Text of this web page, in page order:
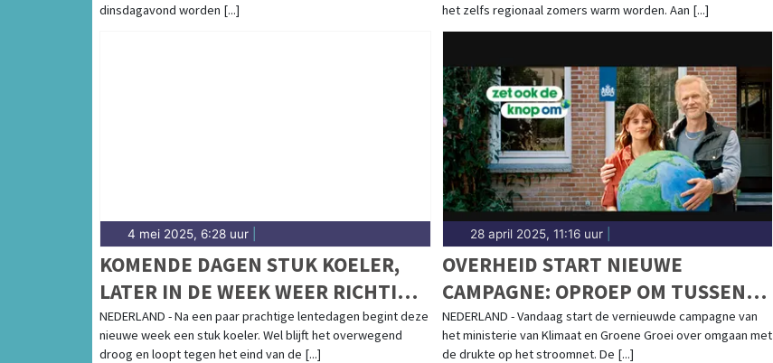
dinsdagavond worden [...]
het zelfs regionaal zomers warm worden. Aan [...]
4 mei 2025, 6:28 uur
KOMENDE DAGEN STUK KOELER,
LATER IN DE WEEK WEER RICHTING
20 GRADEN
NEDERLAND - Na een paar prachtige lentedagen begint deze
nieuwe week een stuk koeler. Wel blijft het overwegend
droog en loopt tegen het eind van de [...]
28 april 2025, 11:16 uur|
OVERHEID START NIEUWE
CAMPAGNE: OPROEP OM TUSSEN
16.00 EN 21.00 MINDER STROOM TE
GEBRUIKEN
NEDERLAND - Vandaag start de vernieuwde campagne van
het ministerie van Klimaat en Groene Groei over omgaan met
de drukte op het stroomnet. De [...]